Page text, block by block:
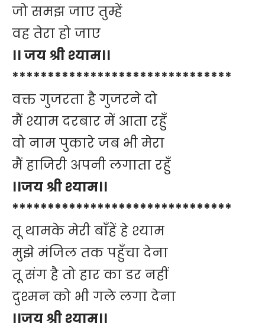
जो समझ जाए तुम्हें
वह तेरा हो जाए
।। जय श्री श्याम।।
*******************************
वक्त गुजरता है गुजरने दो
मैं श्याम दरबार में आता रहुँ
वो नाम पुकारे जब भी मेरा
मैं हाजिरी अपनी लगाता रहुँ
।।जय श्री श्याम।।
*******************************
तू थामके मेरी बाँहें हे श्याम
मुझे मंजिल तक पहुँचा देना
तू संग है तो हार का डर नहीं
दुश्मन को भी गले लगा देना
।।जय श्री श्याम।।